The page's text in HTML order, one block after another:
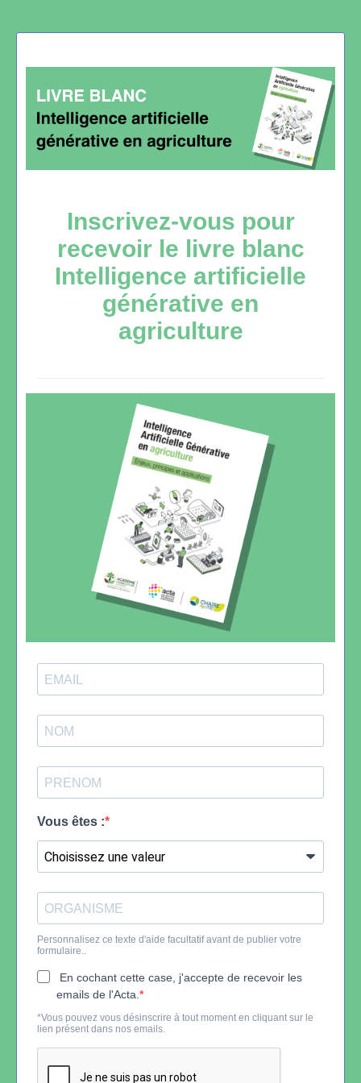
Inscrivez-vous pour
recevoir le livre blanc
Intelligence artificielle
générative en
agriculture
Vous êtes :
Personnalisez ce texte d'aide facultatif avant de publier votre
formulaire..
En cochant cette case, j'accepte de recevoir les
emails de l'Acta.
*Vous pouvez vous désinscrire à tout moment en cliquant sur le
lien présent dans nos emails.